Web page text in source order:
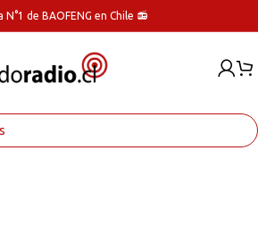
N°1 de BAOFENG en Chile 📻